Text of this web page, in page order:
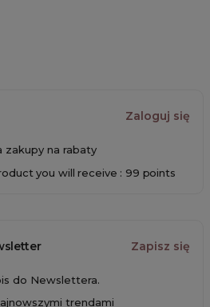
Zaloguj się
zakupy na rabaty
you will receive : 99 points
Zapisz się
do Newslettera.
trendami